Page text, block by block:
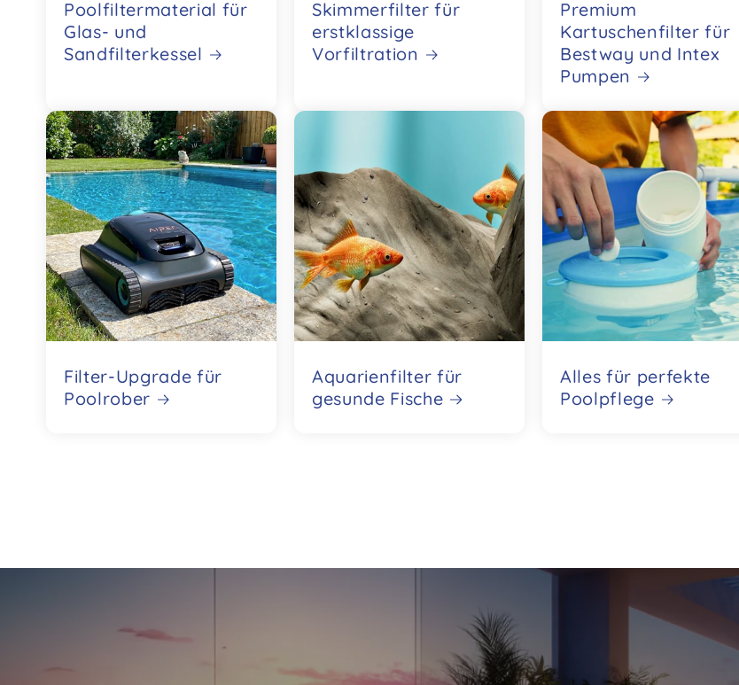
Poolfiltermaterial für
Glas- und
Sandfilterkessel
Skimmerfilter für
erstklassige
Vorfiltration
Premium
Kartuschenfilter für
Bestway und Intex
Pumpen
Filter-Upgrade für
Poolrober
Aquarienfilter für
gesunde Fische
Alles für perfekte
Poolpflege